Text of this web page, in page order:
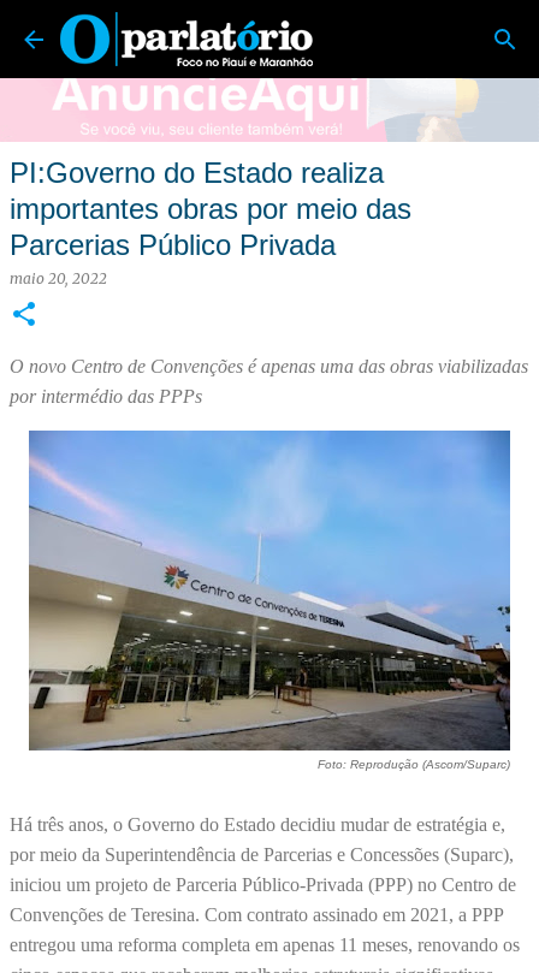
Pular para o conteúdo principal
O Parlatório | Foco no Piauí e Maranhão
PI:Governo do Estado realiza
importantes obras por meio das
Parcerias Público Privada
maio 20, 2022
O novo Centro de Convenções é apenas uma das obras viabilizadas
por intermédio das PPPs
Foto: Reprodução (Ascom/Suparc)
Há três anos, o Governo do Estado decidiu mudar de estratégia e,
por meio da Superintendência de Parcerias e Concessões (Suparc),
iniciou um projeto de Parceria Público-Privada (PPP) no Centro de
Convenções de Teresina. Com contrato assinado em 2021, a PPP
entregou uma reforma completa em apenas 11 meses, renovando os